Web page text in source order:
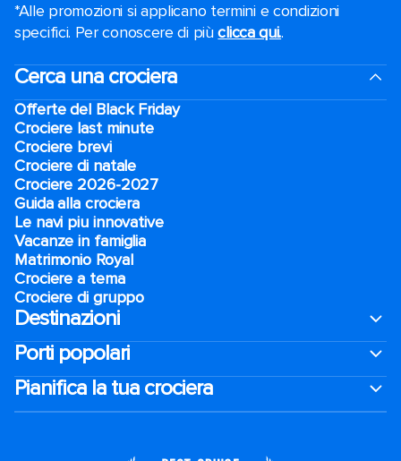
*Alle promozioni si applicano termini e condizioni
specifici. Per conoscere di piùclicca qui..
Cerca una crociera
Offerte del Black Friday
Crociere last minute
Crociere brevi​
Crociere di natale​
Crociere 2026-2027
Guida alla crociera
Le navi piu innovative
Vacanze in famiglia
Matrimonio Royal
Crociere a tema
Crociere di gruppo
Destinazioni
Porti popolari
Pianifica la tua crociera